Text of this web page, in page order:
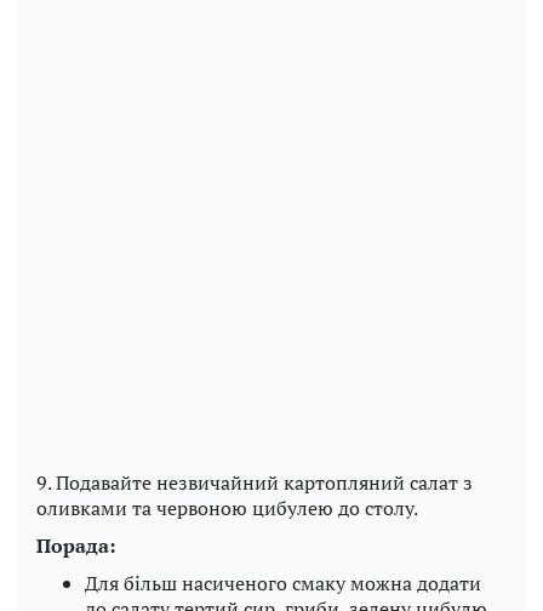
9. Подавайте незвичайний картопляний салат з
оливками та червоною цибулею до столу.
Порада:
Для більш насиченого смаку можна додати